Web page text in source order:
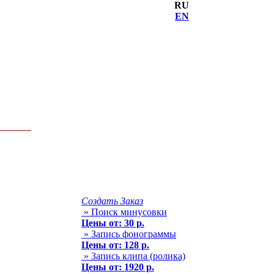
RU
EN
Создать Заказ
» Поиск минусовки
Цены от: 30 р.
» Запись фонограммы
Цены от: 128 р.
» Запись клипа (ролика)
Цены от: 1920 р.